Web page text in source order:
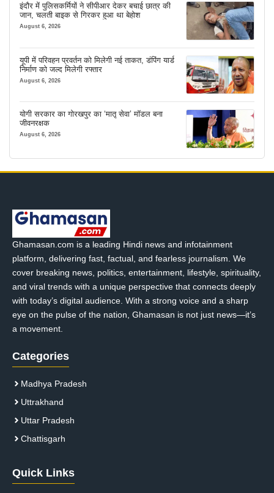
इंदौर में पुलिसकर्मियों ने सीपीआर देकर बचाई छात्र की
जान, चलती बाइक से गिरकर हुआ था बेहोश
August 6, 2026
यूपी में परिवहन प्रवर्तन को मिलेगी नई ताकत, डंपिंग यार्ड
निर्माण को जल्द मिलेगी रफ्तार
August 6, 2026
योगी सरकार का गोरखपुर का ‘मातृ सेवा’ मॉडल बना
जीवनरक्षक
August 6, 2026
Ghamasan.com is a leading Hindi news and infotainment
platform, delivering fast, factual, and fearless journalism. We
cover breaking news, politics, entertainment, lifestyle, spirituality,
and viral trends with a unique perspective that connects deeply
with today’s digital audience. With a strong voice and a sharp
eye on the pulse of the nation, Ghamasan is not just news—it’s
a movement.
Categories
Madhya Pradesh
Uttrakhand
Uttar Pradesh
Chattisgarh
Quick Links